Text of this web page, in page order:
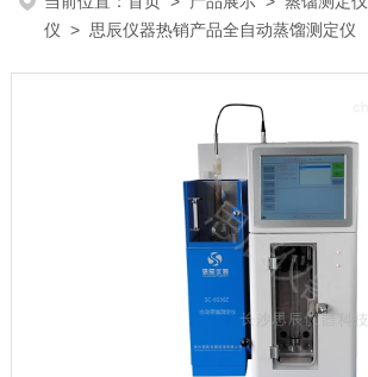
仪 > 思辰仪器热销产品全自动蒸馏测定仪